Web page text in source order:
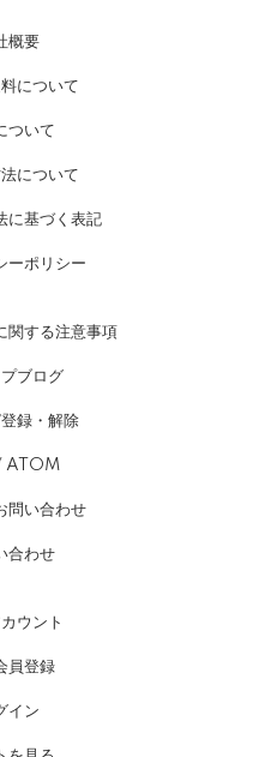
概要
について
ついて
について
に基づく表記
ーポリシー
関する注意事項
ブログ
録・解除
ATOM
問い合わせ
合わせ
ウント
員登録
イン